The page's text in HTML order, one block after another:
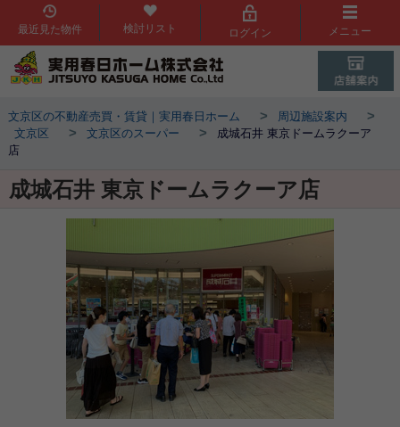
最近見た物件 検討リスト ログイン メニュー
文京区の不動産売買・賃貸｜実用春日ホーム > 周辺施設案内 >
文京区 > 文京区のスーパー >
成城石井 東京ドームラクーア
店
成城石井 東京ドームラクーア店